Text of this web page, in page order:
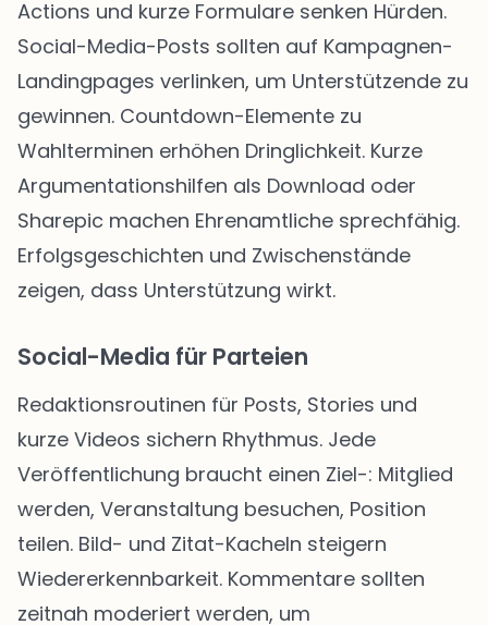
Actions und kurze Formulare senken Hürden.
Social-Media-Posts sollten auf Kampagnen-
Landingpages verlinken, um Unterstützende zu
gewinnen. Countdown-Elemente zu
Wahlterminen erhöhen Dringlichkeit. Kurze
Argumentationshilfen als Download oder
Sharepic machen Ehrenamtliche sprechfähig.
Erfolgsgeschichten und Zwischenstände
zeigen, dass Unterstützung wirkt.
Social-Media für Parteien
Redaktionsroutinen für Posts, Stories und
kurze Videos sichern Rhythmus. Jede
Veröffentlichung braucht einen Ziel-: Mitglied
werden, Veranstaltung besuchen, Position
teilen. Bild- und Zitat-Kacheln steigern
Wiedererkennbarkeit. Kommentare sollten
zeitnah moderiert werden, um